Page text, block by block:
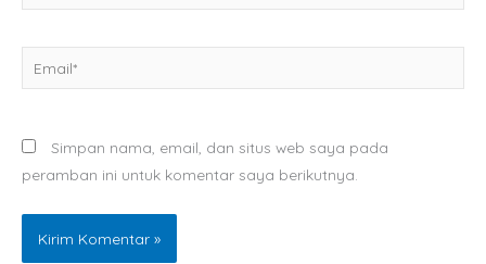
Simpan nama, email, dan situs web saya pada
peramban ini untuk komentar saya berikutnya.